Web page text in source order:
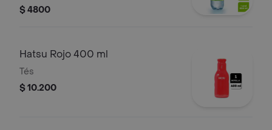
$ 4800
Hatsu Rojo 400 ml
Tés
$ 10.200